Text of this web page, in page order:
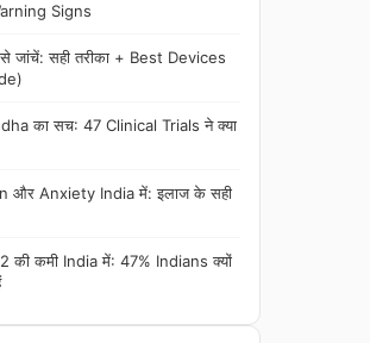
Signs
जांचें: सही तरीका + Best Devices
का सच: 47 Clinical Trials ने क्या
और Anxiety India में: इलाज के सही
की कमी India में: 47% Indians क्यों